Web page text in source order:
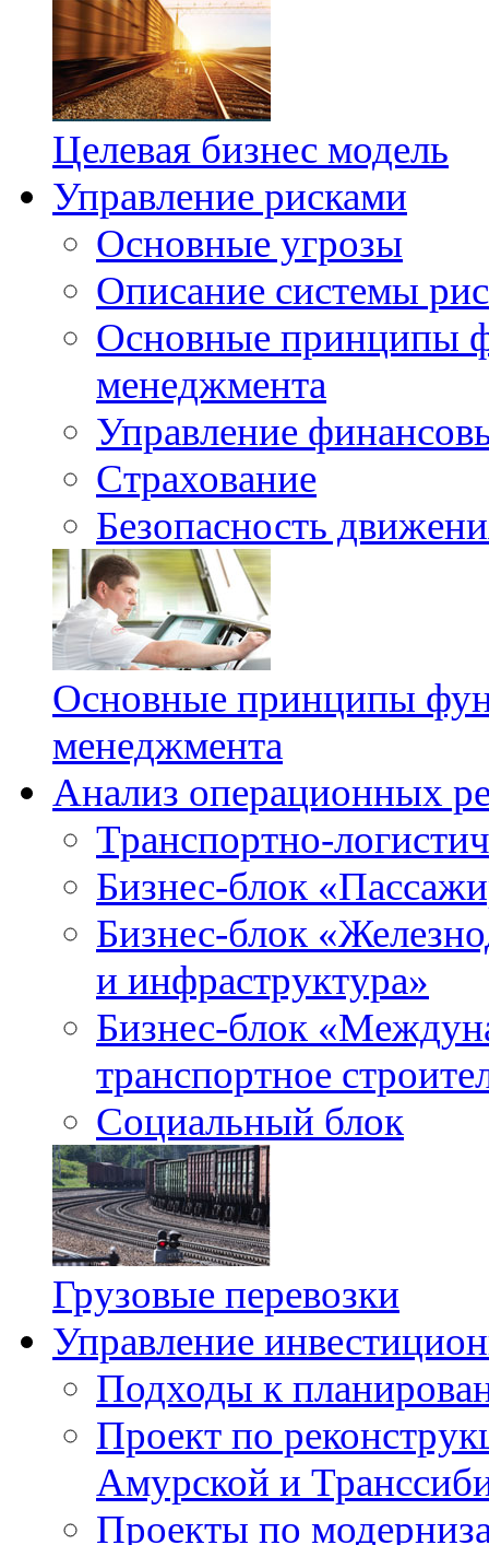
Целевая бизнес модель
Управление рисками
Основные угрозы
Описание системы
Основные принципы
менеджмента
Управление
Страхование
Безопасность
Основные принципы
менеджмента
Анализ операционных
Транспортно-
Бизнес-блок
Бизнес-блок
и инфраструктура»
Бизнес-блок
транспортное
Социальный блок
Грузовые перевозки
Управление
Подходы к
Проект по
Амурской и
Проекты по